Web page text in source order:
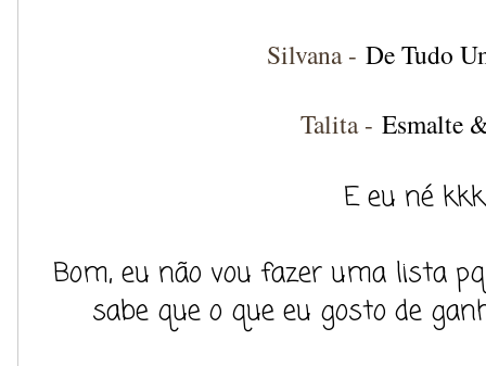
Silvana - De Tudo
Talita - Esmalte
E eu né
Bom, eu não vou fazer uma lista
sabe que o que eu gosto de